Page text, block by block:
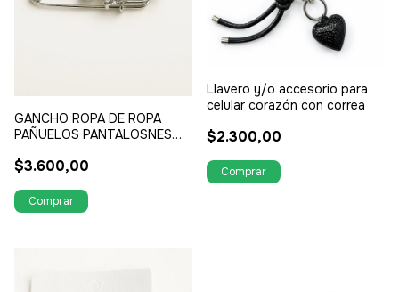
GANCHO ROPA DE ROPA
PAÑUELOS PANTALOSNES
CARTERAS (REALZA
SERPIENTE Y CON DIJE
TREBOL STRASS
$3.600,00
Llavero y/o accesorio para
celular corazón con correa
$2.300,00